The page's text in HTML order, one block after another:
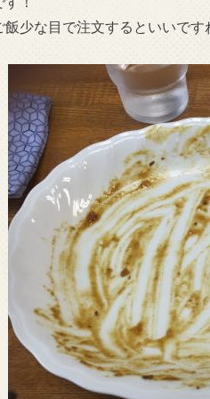
飯少な目で注文するといいです